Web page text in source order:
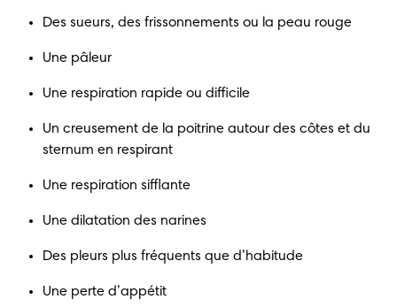
Des sueurs, des frissonnements ou la peau rouge
Une pâleur
Une respiration rapide ou difficile
Un creusement de la poitrine autour des côtes et du
sternum en respirant
Une respiration sifflante
Une dilatation des narines
Des pleurs plus fréquents que d’habitude
Une perte d’appétit